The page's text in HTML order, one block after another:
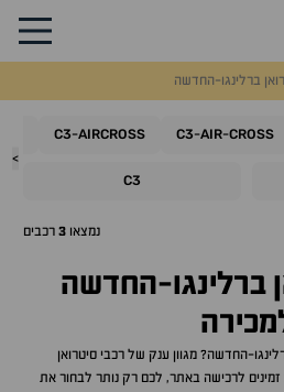
ברלינגו-החדשה
>
C3-AIR-CROSS
C3-AIRCROSS
C3
נמצאו 3 רכבים
ברלינגו-החדשה
החדשה? מגוון ענק של רכביסיטרואן
ו 0 ק"מ זמינים לרכישה באתר, לכם רק נותר לבחור את